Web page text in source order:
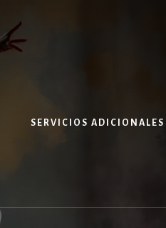
SERVICIOS ADICIONALES